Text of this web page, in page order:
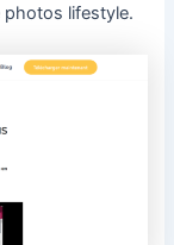
photos lifestyle.